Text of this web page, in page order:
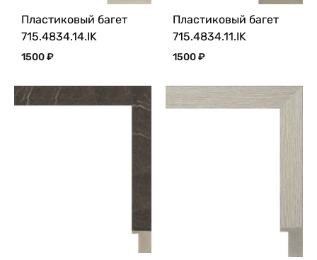
Пластиковый багет
715.4834.14.IK
1500₽
Пластиковый багет
715.4834.11.IK
1500₽